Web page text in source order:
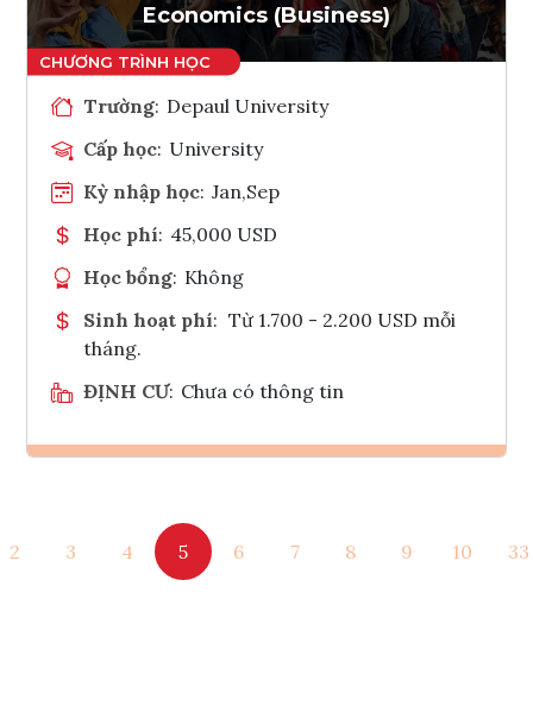
Economics (Business)
Trường: Depaul University
Cấp học: University
Kỳ nhập học: Jan,Sep
Học phí: 45,000 USD
Học bổng: Không
Sinh hoạt phí: Từ 1.700 - 2.200 USD mỗi
tháng.
ĐỊNH CƯ: Chưa có thông tin
Tham vấn Interlink
2 3 4 5 6 7 8 9 10 33